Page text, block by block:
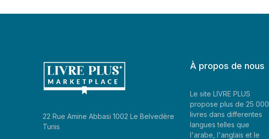
22 Rue Amine Abbasi 1002 Le Belvedère
Tunis
À propos de nous
Le site LIVRE PLUS
propose plus de 25 000
livres dans differentes
langues telles que
l'arabe, l'anglais et le